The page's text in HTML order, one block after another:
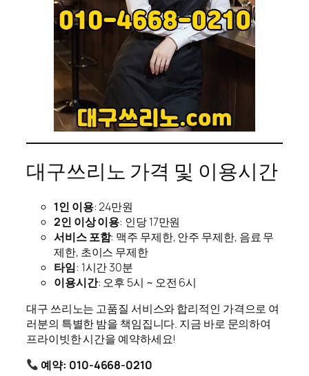
대구쓰리노 가격 및 이용시간
1인 이용: 24만원
2인 이상 이용: 인당 17만원
서비스 포함: 맥주 무제한, 안주 무제한, 음료 무
제한, 초이스 무제한
타임: 1시간 30분
이용시간: 오후 5시 ~ 오전 6시
대구 쓰리노는 고품질 서비스와 합리적인 가격으로 여
러분의 특별한 밤을 책임집니다. 지금 바로 문의하여
프라이빗한 시간을 예약하세요!
예약: 010-4668-0210